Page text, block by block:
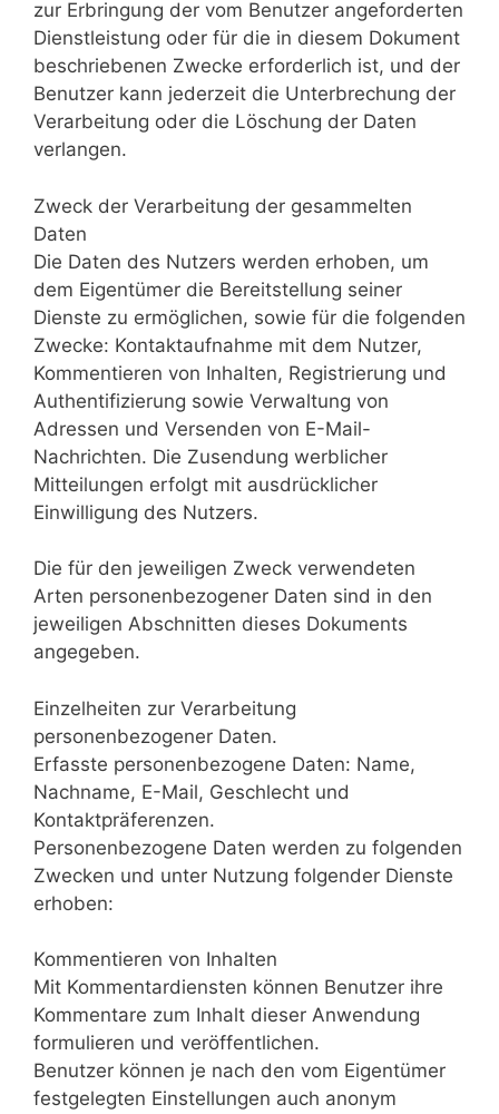
zur Erbringung der vom Benutzer angeforderten
Dienstleistung oder für die in diesem Dokument
beschriebenen Zwecke erforderlich ist, und der
Benutzer kann jederzeit die Unterbrechung der
Verarbeitung oder die Löschung der Daten
verlangen.
Zweck der Verarbeitung der gesammelten
Daten
Die Daten des Nutzers werden erhoben, um
dem Eigentümer die Bereitstellung seiner
Dienste zu ermöglichen, sowie für die folgenden
Zwecke: Kontaktaufnahme mit dem Nutzer,
Kommentieren von Inhalten, Registrierung und
Authentifizierung sowie Verwaltung von
Adressen und Versenden von E-Mail-
Nachrichten. Die Zusendung werblicher
Mitteilungen erfolgt mit ausdrücklicher
Einwilligung des Nutzers.
Die für den jeweiligen Zweck verwendeten
Arten personenbezogener Daten sind in den
jeweiligen Abschnitten dieses Dokuments
angegeben.
Einzelheiten zur Verarbeitung
personenbezogener Daten.
Erfasste personenbezogene Daten: Name,
Nachname, E-Mail, Geschlecht und
Kontaktpräferenzen.
Personenbezogene Daten werden zu folgenden
Zwecken und unter Nutzung folgender Dienste
erhoben:
Kommentieren von Inhalten
Mit Kommentardiensten können Benutzer ihre
Kommentare zum Inhalt dieser Anwendung
formulieren und veröffentlichen.
Benutzer können je nach den vom Eigentümer
festgelegten Einstellungen auch anonym